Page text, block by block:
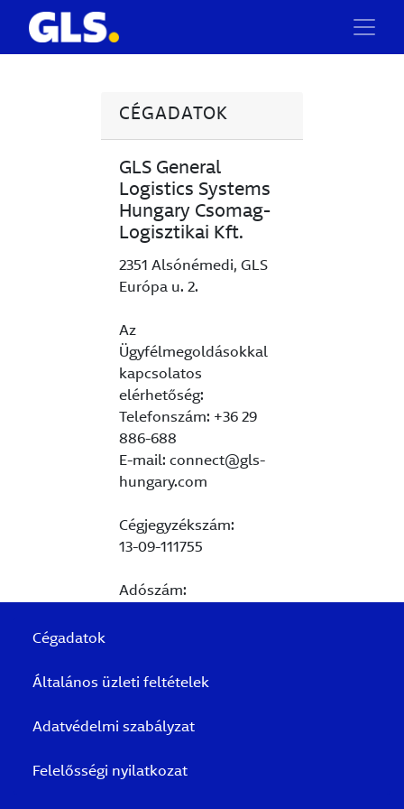
CÉGADATOK
GLS General
Logistics Systems
Hungary Csomag-
Logisztikai Kft.
2351 Alsónémedi, GLS
Európa u. 2.
Az
Ügyfélmegoldásokkal
kapcsolatos
elérhetőség:
Telefonszám: +36 29
886-688
E-mail: connect@gls-
hungary.com
Cégjegyzékszám:
13-09-111755
Adószám:
HU12369410
Cégadatok
Általános üzleti feltételek
Adatvédelmi szabályzat
Felelősségi nyilatkozat